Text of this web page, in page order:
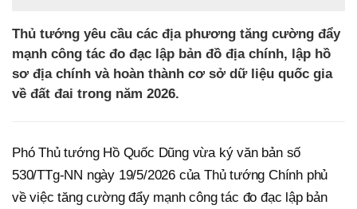
Thủ tướng yêu cầu các địa phương tăng cường đẩy
mạnh công tác đo đạc lập bản đồ địa chính, lập hồ
sơ địa chính và hoàn thành cơ sở dữ liệu quốc gia
về đất đai trong năm 2026.
Phó Thủ tướng Hồ Quốc Dũng vừa ký văn bản số
530/TTg-NN ngày 19/5/2026 của Thủ tướng Chính phủ
về việc tăng cường đẩy mạnh công tác đo đạc lập bản